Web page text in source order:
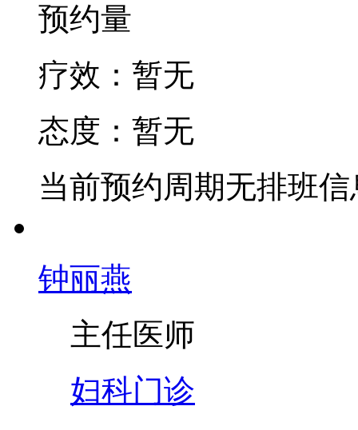
预约量
疗效： 暂无
态度： 暂无
当前预约周期无排班信
钟丽燕
主任医师
妇科门诊